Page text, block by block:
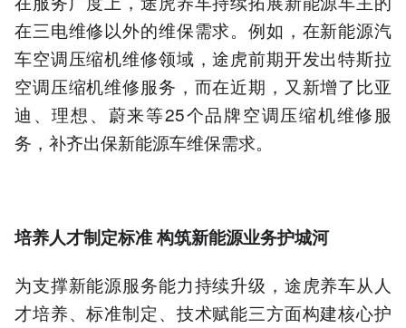
在三电维修以外的维保需求。例如，在新能源汽
车空调压缩机维修领域，途虎前期开发出特斯拉
空调压缩机维修服务，而在近期，又新增了比亚
迪、理想、蔚来等25个品牌空调压缩机维修服
务，补齐出保新能源车维保需求。
培养人才制定标准 构筑新能源业务护城河
为支撑新能源服务能力持续升级，途虎养车从人
才培养、标准制定、技术赋能三方面构建核心护